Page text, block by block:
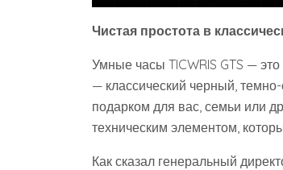
Чистая простота в
Умные часы TICWRIS GTS —
— классический черный,
подарком для вас, семьи или
техническим элементом,
Как сказал генеральный